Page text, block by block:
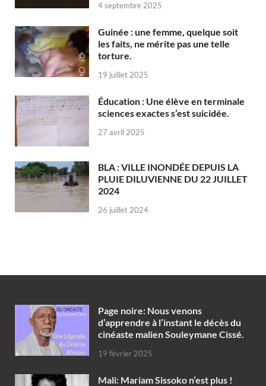
4 septembre 2025
Guinée : une femme, quelque soit
les faits, ne mérite pas une telle
torture.
19 juillet 2025
Éducation : Une élève en terminale
sciences exactes s’est suicidée.
27 avril 2025
BLA : VILLE INONDÉE DEPUIS LA
PLUIE DILUVIENNE DU 22 JUILLET
2024
26 juillet 2024
Page noire: Nous venons
d’apprendre à l’instant le décès du
cinéaste malien Souleymane Cissé.
19 février 2025
Mali: Mariam Sissoko n’est plus !